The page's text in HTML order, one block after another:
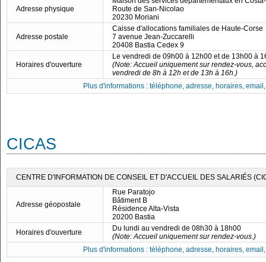
Adresse physique
Route de San-Nicolao
20230 Moriani
Adresse postale
Caisse d'allocations familiales de Haute-Corse
7 avenue Jean-Zuccarelli
20408 Bastia Cedex 9
Horaires d'ouverture
Le vendredi de 09h00 à 12h00 et de 13h00 à
(Note: Accueil uniquement sur rendez-vous,
vendredi de 8h à 12h et de 13h à 16h.)
Plus d'informations : téléphone, adresse, horaires,
CICAS
CENTRE D'INFORMATION DE CONSEIL ET D'ACCUEIL DES SALARIÉS
Adresse géopostale
Rue Paratojo
Bâtiment B
Résidence Alta-Vista
20200 Bastia
Horaires d'ouverture
Du lundi au vendredi de 08h30 à 18h00
(Note: Accueil uniquement sur rendez-vous.)
Plus d'informations : téléphone, adresse, horaires,